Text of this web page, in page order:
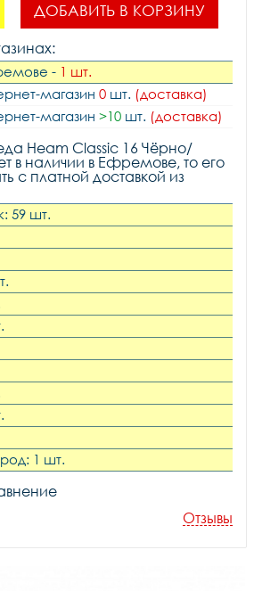
ДОБАВИТЬ В КОРЗИНУ
- 1 шт.
магазин 0 шт. (доставка)
магазин >10 шт. (доставка)
Heam Classic 16 Чёрно/
в наличии в Ефремове, то его
с платной доставкой из
59 шт.
1 шт.
Отзывы